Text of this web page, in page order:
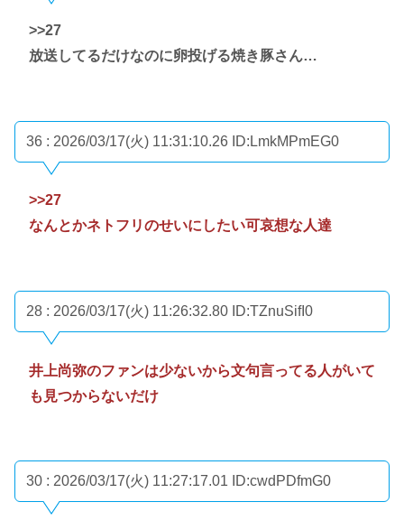
>>27
放送してるだけなのに卵投げる焼き豚さん…
36 : 2026/03/17(火) 11:31:10.26 ID:LmkMPmEG0
>>27
なんとかネトフリのせいにしたい可哀想な人達
28 : 2026/03/17(火) 11:26:32.80 ID:TZnuSifI0
井上尚弥のファンは少ないから文句言ってる人がいて
も見つからないだけ
30 : 2026/03/17(火) 11:27:17.01 ID:cwdPDfmG0